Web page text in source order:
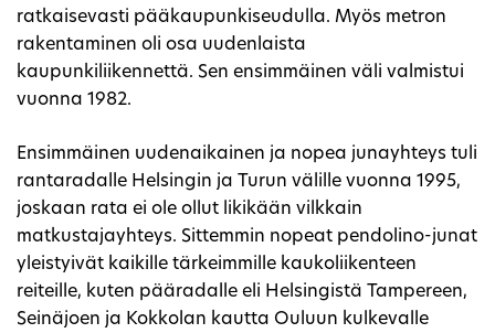
ratkaisevasti pääkaupunkiseudulla. Myös metron
rakentaminen oli osa uudenlaista
kaupunkiliikennettä. Sen ensimmäinen väli valmistui
vuonna 1982.
Ensimmäinen uudenaikainen ja nopea junayhteys tuli
rantaradalle Helsingin ja Turun välille vuonna 1995,
joskaan rata ei ole ollut likikään vilkkain
matkustajayhteys. Sittemmin nopeat pendolino-junat
yleistyivät kaikille tärkeimmille kaukoliikenteen
reiteille, kuten pääradalle eli Helsingistä Tampereen,
Seinäjoen ja Kokkolan kautta Ouluun kulkevalle